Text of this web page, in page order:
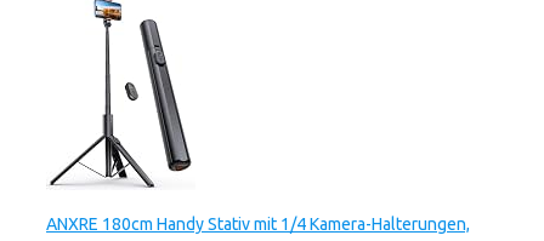
ANXRE 180cm Handy Stativ mit 1/4 Kamera-Halterungen,